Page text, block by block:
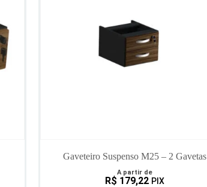
Gaveteiro Suspenso M25 – 2 Gavetas
A partir de
R$ 179,22 PIX